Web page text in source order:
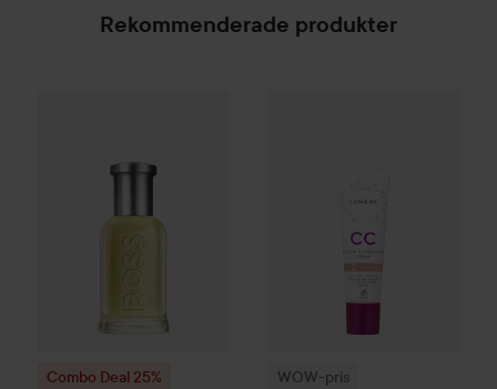
Rekommenderade produkter
Combo Deal 25% WOW-pris